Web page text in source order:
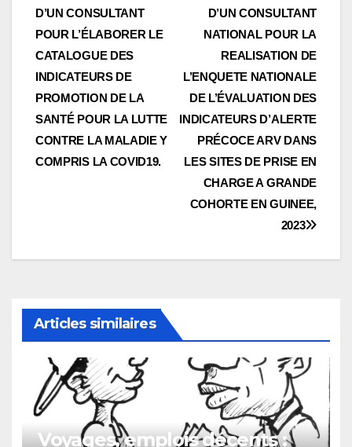
D’UN CONSULTANT
NATIONAL POUR LA
REALISATION DE
L’ENQUETE NATIONALE
DE L’ÉVALUATION DES
INDICATEURS D’ALERTE
PRÉCOCE ARV DANS
LES SITES DE PRISE EN
CHARGE A GRANDE
COHORTE EN GUINEE,
2023
D’UN CONSULTANT
POUR L’ÉLABORER LE
CATALOGUE DES
INDICATEURS DE
PROMOTION DE LA
SANTÉ POUR LA LUTTE
CONTRE LA MALADIE Y
COMPRIS LA COVID19.
Articles similaires
Voyages, emplois décents :